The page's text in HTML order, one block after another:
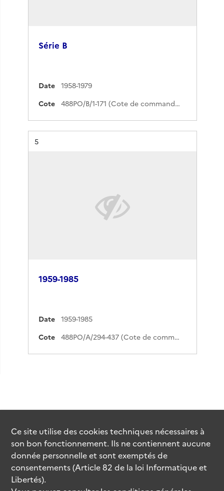
Série B
Date
1958-1979
Cote
488PO/B/1-171 (Cote de commande)
Résultat n°
5
1959-1985
Date
1959-1985
Cote
488PO/A/294-437 (Cote de commande)
Ce site utilise descookiestechniques nécessaires à
son bon fonctionnement. Ils ne contiennent aucune
donnée personnelle et sont exemptés de
consentements (Article 82 de la loi Informatique et
Libertés).